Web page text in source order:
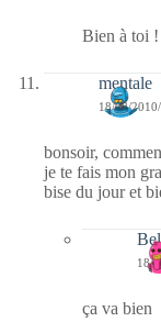
Bien à toi !
mentale
18/08/
bonsoir,
je te fais mon
bise du jour et
18/
ça va bien